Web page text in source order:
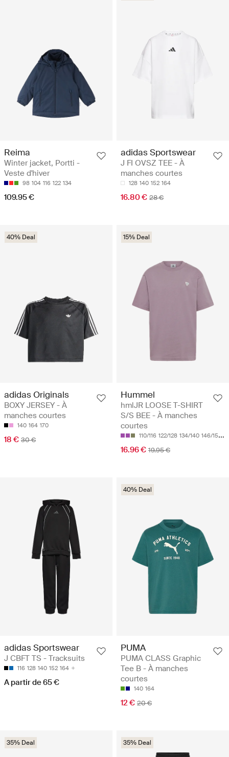
Reima
Winter jacket, Portti -
Veste d'hiver
98 104 116 122 134
109.95 €
adidas Sportswear
J FI OVSZ TEE - À
manches courtes
128 140 152 164
16.80 € 28 €
40% Deal
adidas Originals
BOXY JERSEY - À
manches courtes
140 164 170
18 € 30 €
15% Deal
Hummel
hmlJR LOOSE T-SHIRT
S/S BEE - À manches
courtes
110/116 122/128 134/140 146/152
16.96 € 19.95 €
adidas Sportswear
J CBFT TS - Tracksuits
116 128 140 152 164
A partir de 65 €
40% Deal
PUMA
PUMA CLASS Graphic
Tee B - À manches
courtes
140 164
12 € 20 €
35% Deal 35% Deal